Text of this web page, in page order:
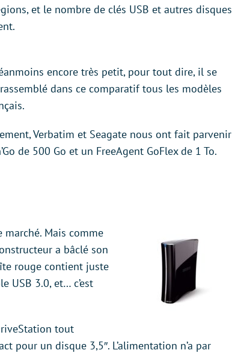
et le nombre de clés USB et autres disques
encore très petit, pour tout dire, il se
dans ce comparatif tous les modèles
Verbatim et Seagate nous ont fait parvenir
de 500 Go et un FreeAgent GoFlex de 1 To.
Mais comme
a bâclé son
rouge contient juste
USB 3.0, et… c’est
tout
pour un disque 3,5″. L’alimentation n’a par